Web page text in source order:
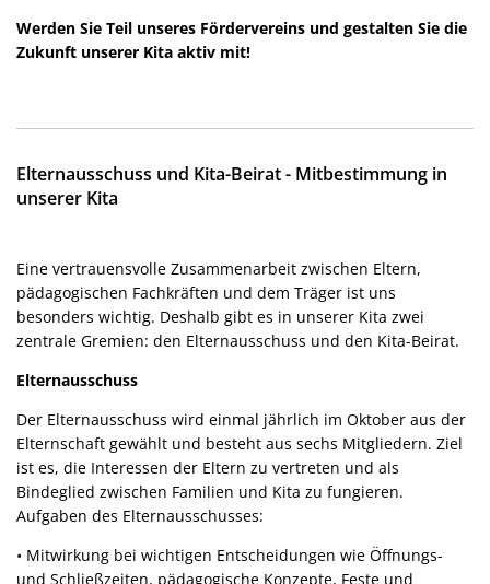
Werden Sie Teil unseres Fördervereins und gestalten Sie die
Zukunft unserer Kita aktiv mit!
Elternausschuss und Kita-Beirat - Mitbestimmung in
unserer Kita
Eine vertrauensvolle Zusammenarbeit zwischen Eltern,
pädagogischen Fachkräften und dem Träger ist uns
besonders wichtig. Deshalb gibt es in unserer Kita zwei
zentrale Gremien: den Elternausschuss und den Kita-Beirat.
Elternausschuss
Der Elternausschuss wird einmal jährlich im Oktober aus der
Elternschaft gewählt und besteht aus sechs Mitgliedern. Ziel
ist es, die Interessen der Eltern zu vertreten und als
Bindeglied zwischen Familien und Kita zu fungieren.
Aufgaben des Elternausschusses:
• Mitwirkung bei wichtigen Entscheidungen wie Öffnungs-
und Schließzeiten, pädagogische Konzepte, Feste und